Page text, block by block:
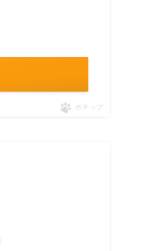
ポチップ